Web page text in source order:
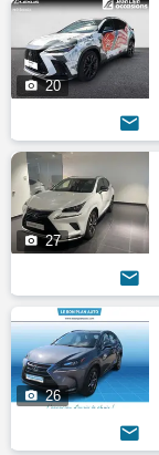
 20

 27

 26
